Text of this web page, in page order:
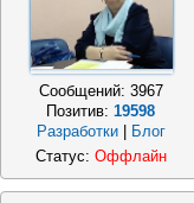
Сообщений: 3967
Позитив:19598
Разработки
Блог
Статус: Оффлайн